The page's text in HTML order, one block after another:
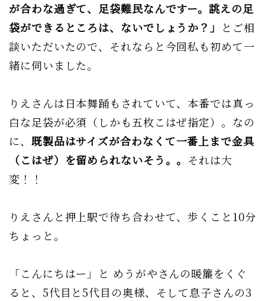
が合わな過ぎて、足袋難民なんですー。誂えの足
袋ができるところは、ないでしょうか？」
とご相
談いただいたので、それならと今回私も初めて一
緒に伺いました。
りえさんは日本舞踊もされていて、本番では真っ
白な足袋が必須（しかも五枚こはぜ指定）。なの
に、 既製品はサイズが合わなくて一番上まで金具
（こはぜ）を留められないそう。。 それは大
変！！
りえさんと押上駅で待ち合わせて、歩くこと10分
ちょっと。
「こんにちはー」と めうがやさんの暖簾をくぐ
ると、5代目と5代目の奥様、そして息子さんの3